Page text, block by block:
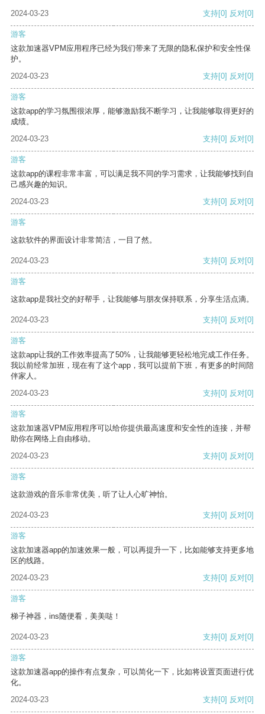
2024-03-23 支持[0] 反对[0]
游客
这款加速器VPM应用程序已经为我们带来了无限的隐私保护和安全性保
护。
2024-03-23
支持[0] 反对[0]
游客
这款app的学习氛围很浓厚，能够激励我不断学习，让我能够取得更好的
成绩。
2024-03-23
支持[0] 反对[0]
游客
这款app的课程非常丰富，可以满足我不同的学习需求，让我能够找到自
己感兴趣的知识。
2024-03-23
支持[0] 反对[0]
游客
这款软件的界面设计非常简洁，一目了然。
2024-03-23 支持[0] 反对[0]
游客
这款app是我社交的好帮手，让我能够与朋友保持联系，分享生活点滴。
2024-03-23 支持[0] 反对[0]
游客
这款app让我的工作效率提高了50%，让我能够更轻松地完成工作任务。
我以前经常加班，现在有了这个app，我可以提前下班，有更多的时间陪
伴家人。
2024-03-23
支持[0] 反对[0]
游客
这款加速器VPM应用程序可以给你提供最高速度和安全性的连接，并帮
助你在网络上自由移动。
2024-03-23
支持[0] 反对[0]
游客
这款游戏的音乐非常优美，听了让人心旷神怡。
2024-03-23 支持[0] 反对[0]
游客
这款加速器app的加速效果一般，可以再提升一下，比如能够支持更多地
区的线路。
2024-03-23
支持[0] 反对[0]
游客
梯子神器，ins随便看，美美哒！
2024-03-23 支持[0] 反对[0]
游客
这款加速器app的操作有点复杂，可以简化一下，比如将设置页面进行优
化。
2024-03-23
支持[0] 反对[0]